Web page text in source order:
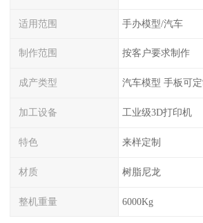
适用范围 手办模型/汽车
制作范围 按客户要求制作
成产类型 汽车模型 手板可定
加工设备 工业级3D打印机
特色 来样定制
材质 树脂尼龙
整机重量 6000Kg